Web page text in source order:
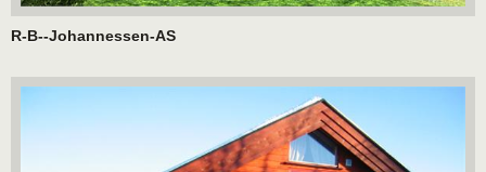
R-B--Johannessen-AS